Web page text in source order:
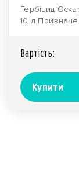
Гербіцид
10 л
Вартiсть:
Купити